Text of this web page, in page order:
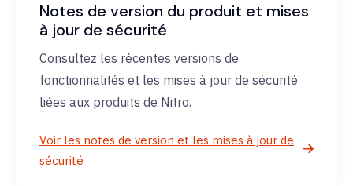
Notes de version du produit et mises
à jour de sécurité
Consultez les récentes versions de
fonctionnalités et les mises à jour de sécurité
liées aux produits de Nitro.
Voir les notes de version et les mises à jour de
sécurité